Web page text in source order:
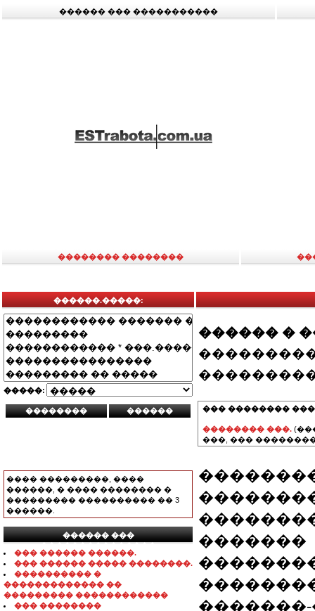
������ ��� �����������
�������� ��������
������.�����:
�����:
���� ���������, ����
������, � ���� �������� �
��������� ���������� �� 3
������.
������ ���
���������������
��� ������ ������.
��� ������ ����� ��������.
���������� �
������������� ��
��������� ������������
��� ��������
������ �
��� ��������
�������� ���.
���, ���
�������